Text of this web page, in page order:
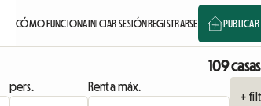
CÓMO FUNCIONAINICIAR SESIÓNREGISTRARSE
109
pers.
Renta máx.
+